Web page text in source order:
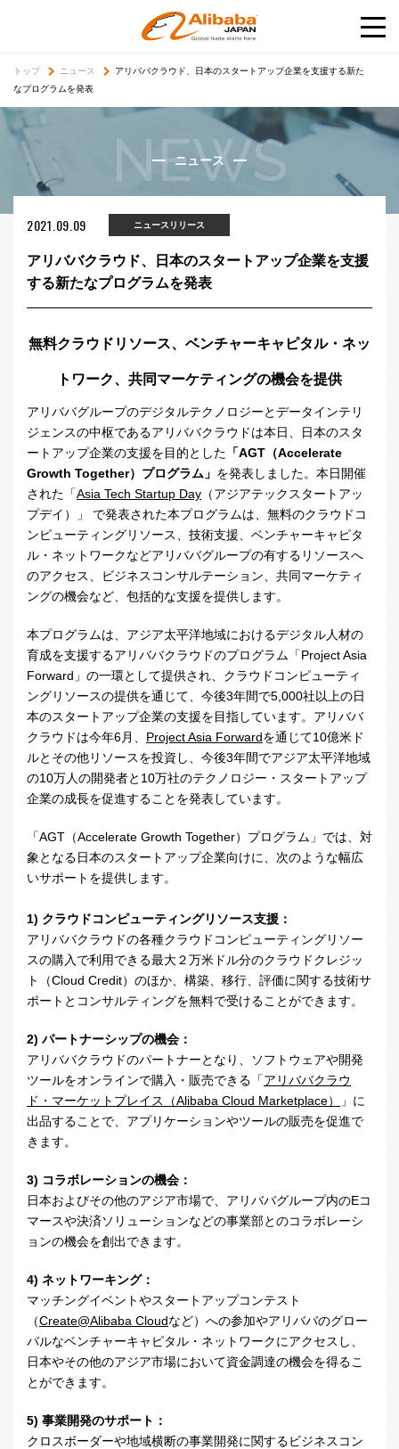
トップ ニュース
アリババクラウド、日本のスタートアップ企業を支援する新た
なプログラムを発表
NEWS
ニュース
2021.09.09 ニュースリリース
アリババクラウド、日本のスタートアップ企業を支援
する新たなプログラムを発表
無料クラウドリソース、ベンチャーキャピタル・ネッ
トワーク、共同マーケティングの機会を提供
アリババグループのデジタルテクノロジーとデータインテリ
ジェンスの中枢であるアリババクラウドは本日、日本のスタ
ートアップ企業の支援を目的とした 「AGT（Accelerate
Growth Together）プログラム」 を発表しました。本日開催
された「Asia Tech Startup Day （アジアテックスタートアッ
プデイ）」 で発表された本プログラムは、無料のクラウドコ
ンピューティングリソース、技術支援、ベンチャーキャピタ
ル・ネットワークなどアリババグループの有するリソースへ
のアクセス、ビジネスコンサルテーション、共同マーケティ
ングの機会など、包括的な支援を提供します。
本プログラムは、アジア太平洋地域におけるデジタル人材の
育成を支援するアリババクラウドのプログラム「Project Asia
Forward 」の一環として提供され、クラウドコンピューティ
ングリソースの提供を通じて、今後3年間で5,000社以上の日
本のスタートアップ企業の支援を目指しています。アリババ
クラウドは今年6月、 Project Asia Forwardを通じて10億米ド
ルとその他リソースを投資し、今後3年間でアジア太平洋地域
の10万人の開発者と 10万社のテクノロジー・スタートアップ
企業の成長を促進することを発表しています。
「AGT （Accelerate Growth Together）プログラム」では、対
象となる日本のスタートアップ企業向けに、次のような幅広
いサポートを提供します。
1) クラウドコンピューティングリソース支援：
アリババクラウドの各種クラウドコンピューティングリソー
スの購入で利用できる最大２万米ドル分のクラウドクレジッ
ト（Cloud Credit）のほか、構築、移行、評価に関する技術サ
ポートとコンサルティングを無料で受けることができます。
2) パートナーシップの機会：
アリババクラウドのパートナーとなり、ソフトウェアや開発
ツールをオンラインで購入・販売できる「アリババクラウ
ド・マーケットプレイス（Alibaba Cloud Marketplace）
」に
出品することで、アプリケーションやツールの販売を促進で
きます。
3) コラボレーションの機会：
日本およびその他のアジア市場で、アリババグループ内のEコ
マースや決済ソリューションなどの事業部とのコラボレーシ
ョンの機会を創出できます。
4) ネットワーキング：
マッチングイベントやスタートアップコンテスト
（Create@Alibaba Cloudなど）への参加やアリババのグロー
バルなベンチャーキャピタル・ネットワークにアクセスし、
日本やその他のアジア市場において資金調達の機会を得るこ
とができます。
5) 事業開発のサポート：
クロスボーダーや地域横断の事業開発に関するビジネスコン